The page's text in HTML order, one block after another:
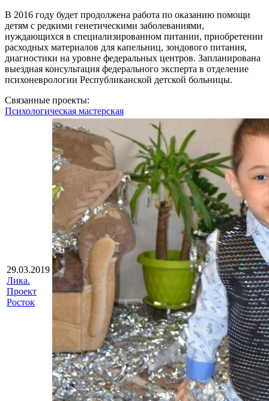
В 2016 году будет продолжена работа по оказанию помощи
детям с редкими генетическими заболеваниями,
нуждающихся в специализированном питании, приобретении
расходных материалов для капельниц, зондового питания,
диагностики на уровне федеральных центров. Запланирована
выездная консультация федерального эксперта в отделение
психоневрологии Республиканской детской больницы.
Связанные проекты:
Психологическая мастерская
29.03.2019
Лика.
Проект
Росток